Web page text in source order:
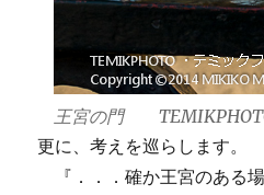
王宮の門
更に、考えを巡らします。
『．．．確か王宮のある場